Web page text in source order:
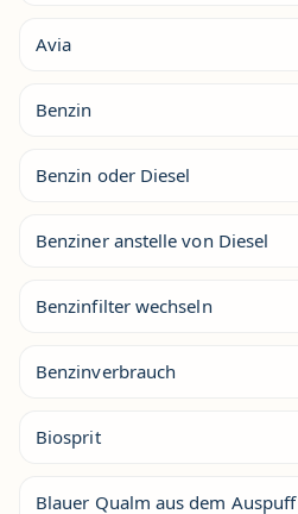
Avia
Benzin
Benzin oder Diesel
Benziner anstelle von Diesel
Benzinfilter wechseln
Benzinverbrauch
Biosprit
Blauer Qualm aus dem Auspuff